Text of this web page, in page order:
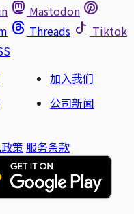
Mastodon
Threads
Tiktok
加入我们
公司新闻
策 服务条款